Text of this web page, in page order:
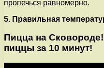
пропечься равномерно.
5. Правильная
Пицца на
пиццы за 10 минут!